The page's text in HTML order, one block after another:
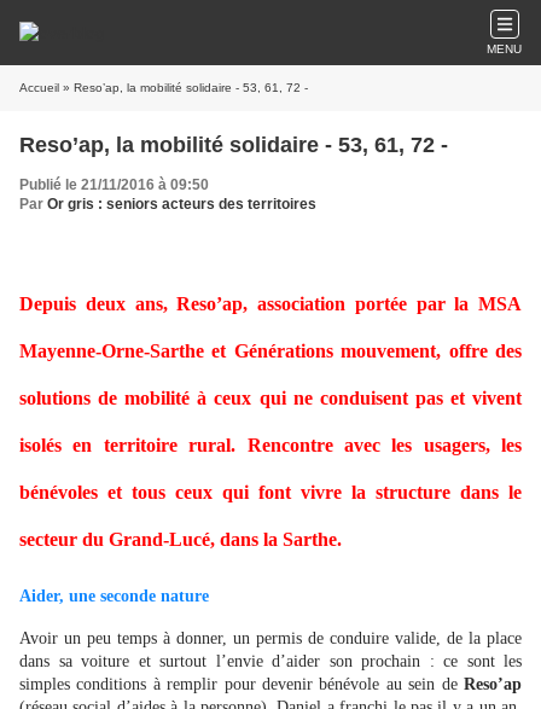
MENU
Accueil » Reso’ap, la mobilité solidaire - 53, 61, 72 -
Reso’ap, la mobilité solidaire - 53, 61, 72 -
Publié le 21/11/2016 à 09:50
Par Or gris : seniors acteurs des territoires
Depuis deux ans, Reso’ap, association portée par la MSA
Mayenne-Orne-Sarthe et Générations mouvement, offre des
solutions de mobilité à ceux qui ne conduisent pas et vivent
isolés en territoire rural. Rencontre avec les usagers, les
bénévoles et tous ceux qui font vivre la structure dans le
secteur du Grand-Lucé, dans la Sarthe.
Aider, une seconde nature
Avoir un peu temps à donner, un permis de conduire valide, de la place
dans sa voiture et surtout l’envie d’aider son prochain : ce sont les
simples conditions à remplir pour devenir bénévole au sein de Reso’ap